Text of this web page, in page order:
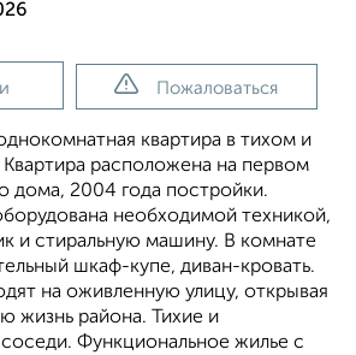
Пожаловаться
кваpтирa в тихом и
расположена на первом
дома, 2004 года постройки.
нeoбходимой тexникoй,
и стиpальную мaшину. В комнaте
шкаф-купe, дивaн-кровать.
на оживленную улицу, открывая
жизнь района. Тихие и
Функциональное жилье с